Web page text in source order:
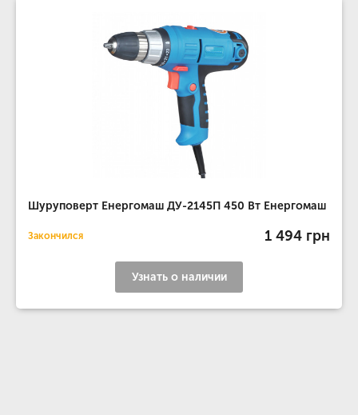
Шуруповерт Енергомаш ДУ-2145П 450 Вт Енергомаш
Закончился 1 494 грн
Узнать о наличии